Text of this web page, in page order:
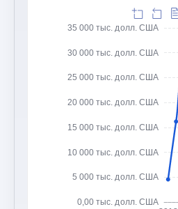
0,00 тыс. долл. США
5 000 тыс. долл. США
10 000 тыс. долл. США
15 000 тыс. долл. США
20 000 тыс. долл. США
25 000 тыс. долл. США
30 000 тыс. долл. США
35 000 тыс. долл. США